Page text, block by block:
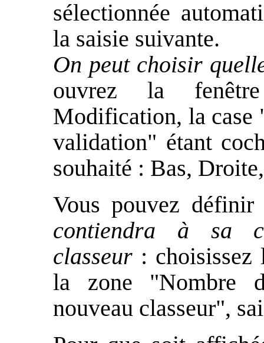
sélectionnée
la saisie suivante.
On peut choisir
ouvrez la
Modification, la case
validation" étant
souhaité : Bas,
Vous pouvez
contiendra à sa
classeur : choisissez
la zone "Nombre
nouveau classeur",